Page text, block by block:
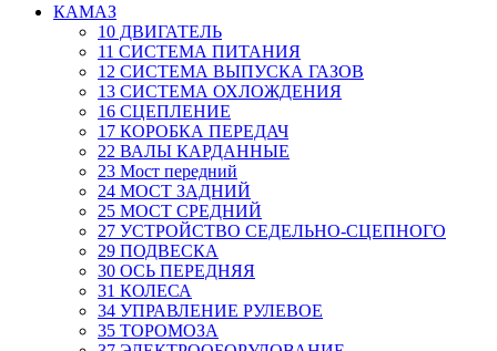
КАМАЗ
10 ДВИГАТЕЛЬ
11 СИСТЕМА ПИТАНИЯ
12 СИСТЕМА ВЫПУСКА ГАЗОВ
13 СИСТЕМА ОХЛОЖДЕНИЯ
16 СЦЕПЛЕНИЕ
17 КОРОБКА ПЕРЕДАЧ
22 ВАЛЫ КАРДАННЫЕ
23 Мост передний
24 МОСТ ЗАДНИЙ
25 МОСТ СРЕДНИЙ
27 УСТРОЙСТВО СЕДЕЛЬНО-СЦЕПНОГО
29 ПОДВЕСКА
30 ОСЬ ПЕРЕДНЯЯ
31 КОЛЕСА
34 УПРАВЛЕНИЕ РУЛЕВОЕ
35 ТОРОМОЗА